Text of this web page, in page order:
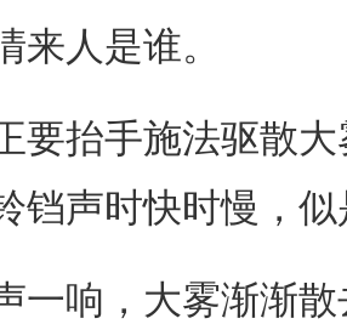
来人是谁。
抬手施法驱散大
铛声时快时慢，
响，大雾渐渐散